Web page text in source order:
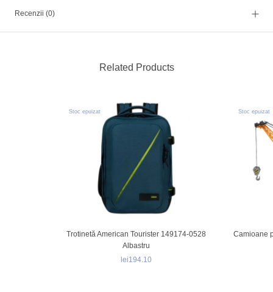
Recenzii (0)
Related Products
Stoc epuizat
Trotinetă American Tourister 149174-0528
Albastru
lei194.10
Stoc epuizat
Camioane